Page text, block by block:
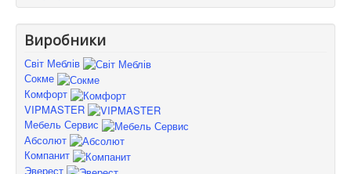
Виробники
Світ Меблів
Сокме
Комфорт
VIPMASTER
Мебель Сервис
Абсолют
Компанит
Эверест